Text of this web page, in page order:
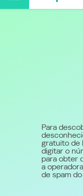
Para
gratuito de
digitar o
para obter
a
de spam